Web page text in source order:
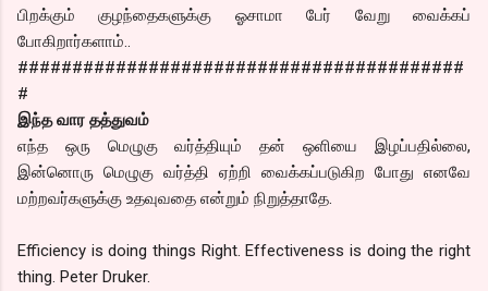
பிறக்கும் குழந்தைகளுக்கு ஓசாமா பேர் வேறு வைக்கப்
போகிறார்களாம்..
#########################################
#
இந்த வார தத்துவம்
எந்த ஒரு மெழுகு வர்த்தியும் தன் ஒளியை இழப்பதில்லை,
இன்னொரு மெழுகு வர்த்தி ஏற்றி வைக்கப்படுகிற போது எனவே
மற்றவர்களுக்கு உதவுவதை என்றும் நிறுத்தாதே.
Efficiency is doing things Right. Effectiveness is doing the right
thing. Peter Druker.